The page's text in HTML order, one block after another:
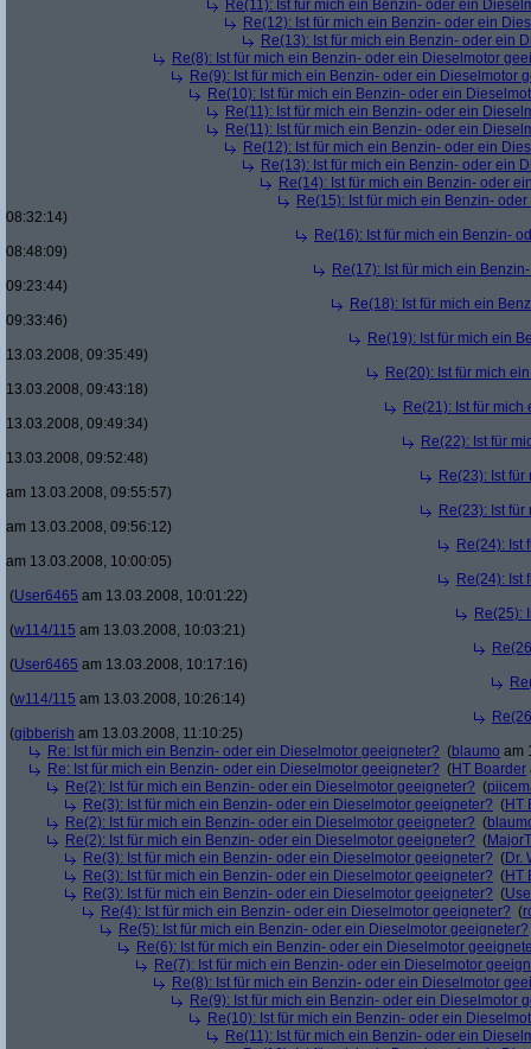
Re(11): Ist für mich ein Benzin- oder ein
Re(12): Ist für mich ein Benzin- oder ein
Re(13): Ist für mich ein Benzin- oder ein
Re(8): Ist für mich ein Benzin- oder ein Dieselmotor
Re(9): Ist für mich ein Benzin- oder ein Dieselmotor
Re(10): Ist für mich ein Benzin- oder ein
Re(11): Ist für mich ein Benzin- oder ein
Re(11): Ist für mich ein Benzin- oder ein
Re(12): Ist für mich ein Benzin- oder ein
Re(13): Ist für mich ein Benzin- oder ein
Re(14): Ist für mich ein Benzin- oder
Re(15): Ist für mich ein Benzin-
08:32:14)
Re(16): Ist für mich ein Benzin-
08:48:09)
Re(17): Ist für mich ein
09:23:44)
Re(18): Ist für mich ein
09:33:46)
Re(19): Ist für mich ein
13.03.2008, 09:35:49)
Re(20): Ist für mich
13.03.2008, 09:43:18)
Re(21): Ist für
13.03.2008, 09:49:34)
Re(22): Ist für
13.03.2008, 09:52:48)
Re(23): Ist
am 13.03.2008, 09:55:57)
Re(23): Ist
am 13.03.2008, 09:56:12)
Re(24): Ist
am 13.03.2008, 10:00:05)
Re(24): Ist
(User6465 am 13.03.2008, 10:01:22)
Re(25):
(w114/115 am 13.03.2008, 10:03:21)
(User6465 am 13.03.2008, 10:17:16)
(w114/115 am 13.03.2008, 10:26:14)
(gibberish am 13.03.2008, 11:10:25)
Re: Ist für mich ein Benzin- oder ein Dieselmotor geeigneter? (blaumo am
Re: Ist für mich ein Benzin- oder ein Dieselmotor geeigneter? (HT Boarder
Re(2): Ist für mich ein Benzin- oder ein Dieselmotor geeigneter? (
Re(3): Ist für mich ein Benzin- oder ein Dieselmotor geeigneter? (HT
Re(2): Ist für mich ein Benzin- oder ein Dieselmotor geeigneter? (
Re(2): Ist für mich ein Benzin- oder ein Dieselmotor geeigneter? (
Re(3): Ist für mich ein Benzin- oder ein Dieselmotor geeigneter? (Dr.
Re(3): Ist für mich ein Benzin- oder ein Dieselmotor geeigneter? (HT
Re(3): Ist für mich ein Benzin- oder ein Dieselmotor geeigneter? (
Re(4): Ist für mich ein Benzin- oder ein Dieselmotor geeigneter? (
Re(5): Ist für mich ein Benzin- oder ein Dieselmotor geeigneter?
Re(6): Ist für mich ein Benzin- oder ein Dieselmotor
Re(7): Ist für mich ein Benzin- oder ein Dieselmotor
Re(8): Ist für mich ein Benzin- oder ein Dieselmotor
Re(9): Ist für mich ein Benzin- oder ein Dieselmotor
Re(10): Ist für mich ein Benzin- oder ein
Re(11): Ist für mich ein Benzin- oder ein